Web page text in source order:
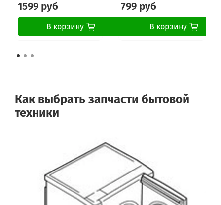
1599 руб
В корзину
799 руб
В корзину
Как выбрать запчасти бытовой
техники